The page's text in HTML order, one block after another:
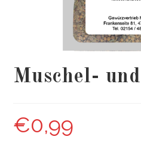
Muschel-
€0,99